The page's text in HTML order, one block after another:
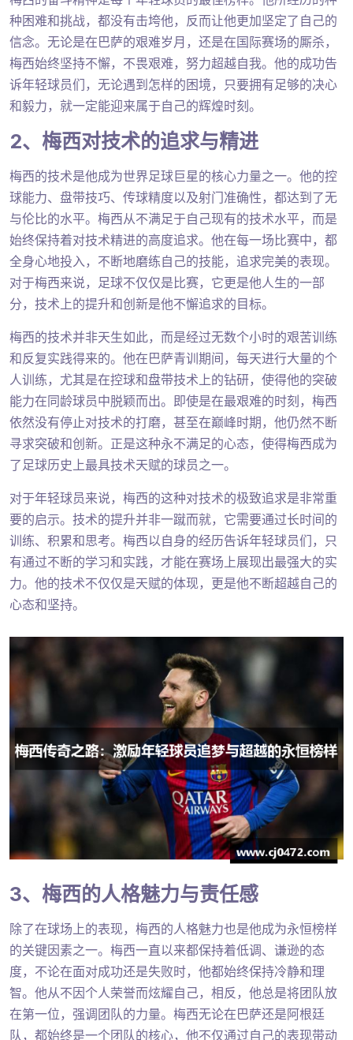
种困难和挑战，都没有击垮他，反而让他更加坚定了自己的
信念。无论是在巴萨的艰难岁月，还是在国际赛场的厮杀，
梅西始终坚持不懈，不畏艰难，努力超越自我。他的成功告
诉年轻球员们，无论遇到怎样的困境，只要拥有足够的决心
和毅力，就一定能迎来属于自己的辉煌时刻。
2、梅西对技术的追求与精进
梅西的技术是他成为世界足球巨星的核心力量之一。他的控
球能力、盘带技巧、传球精度以及射门准确性，都达到了无
与伦比的水平。梅西从不满足于自己现有的技术水平，而是
始终保持着对技术精进的高度追求。他在每一场比赛中，都
全身心地投入，不断地磨练自己的技能，追求完美的表现。
对于梅西来说，足球不仅仅是比赛，它更是他人生的一部
分，技术上的提升和创新是他不懈追求的目标。
梅西的技术并非天生如此，而是经过无数个小时的艰苦训练
和反复实践得来的。他在巴萨青训期间，每天进行大量的个
人训练，尤其是在控球和盘带技术上的钻研，使得他的突破
能力在同龄球员中脱颖而出。即使是在最艰难的时刻，梅西
依然没有停止对技术的打磨，甚至在巅峰时期，他仍然不断
寻求突破和创新。正是这种永不满足的心态，使得梅西成为
了足球历史上最具技术天赋的球员之一。
对于年轻球员来说，梅西的这种对技术的极致追求是非常重
要的启示。技术的提升并非一蹴而就，它需要通过长时间的
训练、积累和思考。梅西以自身的经历告诉年轻球员们，只
有通过不断的学习和实践，才能在赛场上展现出最强大的实
力。他的技术不仅仅是天赋的体现，更是他不断超越自己的
心态和坚持。
3、梅西的人格魅力与责任感
除了在球场上的表现，梅西的人格魅力也是他成为永恒榜样
的关键因素之一。梅西一直以来都保持着低调、谦逊的态
度，不论在面对成功还是失败时，他都始终保持冷静和理
智。他从不因个人荣誉而炫耀自己，相反，他总是将团队放
在第一位，强调团队的力量。梅西无论在巴萨还是阿根廷
队，都始终是一个团队的核心，他不仅通过自己的表现带动